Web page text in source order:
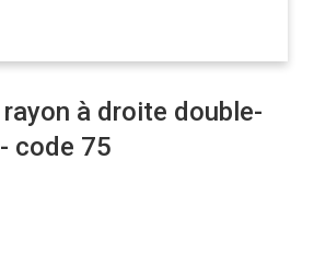
à droite double-
code 75